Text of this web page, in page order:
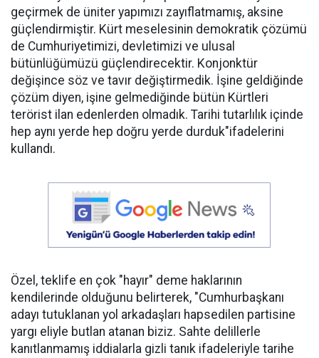
geçirmek de üniter yapımızı zayıflatmamış, aksine
güçlendirmiştir. Kürt meselesinin demokratik çözümü
de Cumhuriyetimizi, devletimizi ve ulusal
bütünlüğümüzü güçlendirecektir. Konjonktür
değişince söz ve tavır değiştirmedik. İşine geldiğinde
çözüm diyen, işine gelmediğinde bütün Kürtleri
terörist ilan edenlerden olmadık. Tarihi tutarlılık içinde
hep aynı yerde hep doğru yerde durduk"ifadelerini
kullandı.
Özel, teklife en çok "hayır" deme haklarının
kendilerinde olduğunu belirterek, "Cumhurbaşkanı
adayı tutuklanan yol arkadaşları hapsedilen partisine
yargı eliyle butlan atanan biziz. Sahte delillerle
kanıtlanmamış iddialarla gizli tanık ifadeleriyle tarihe